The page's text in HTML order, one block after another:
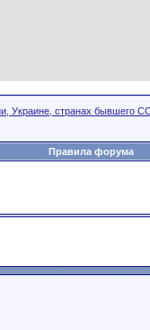
Украине, странах бывшего
Правила форума